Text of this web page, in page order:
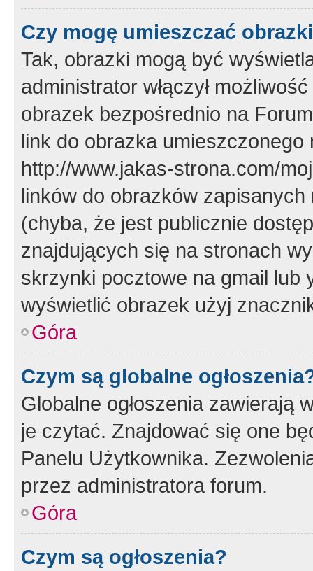
Czy mogę umieszczać
Tak, obrazki mogą być
administrator włączył
obrazek bezpośrednio na
link do obrazka
http://www.jakas-strona.com/
linków do obrazków
(chyba, że jest publicznie
znajdujących się na stronach
skrzynki pocztowe na gmail lub
wyświetlić obrazek użyj
Góra
Czym są globalne
Globalne ogłoszenia zawierają
je czytać. Znajdować się one
Panelu Użytkownika.
przez administratora forum.
Góra
Czym są ogłoszenia?